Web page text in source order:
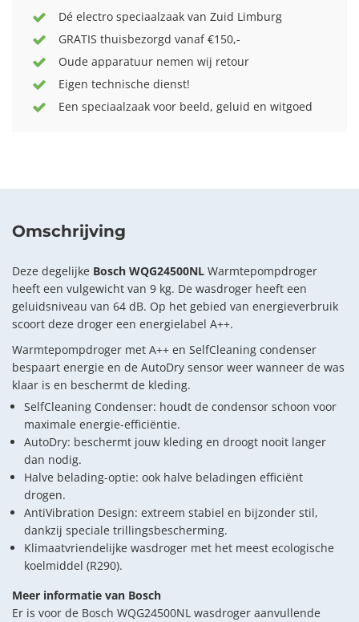
Dé electro speciaalzaak van Zuid Limburg
GRATIS thuisbezorgd vanaf €150,-
Oude apparatuur nemen wij retour
Eigen technische dienst!
Een speciaalzaak voor beeld, geluid en witgoed
Omschrijving
Deze degelijke Bosch WQG24500NL Warmtepompdroger
heeft een vulgewicht van 9 kg. De wasdroger heeft een
geluidsniveau van 64 dB. Op het gebied van energieverbruik
scoort deze droger een energielabel A++.
Warmtepompdroger met A++ en SelfCleaning condenser
bespaart energie en de AutoDry sensor weer wanneer de was
klaar is en beschermt de kleding.
SelfCleaning Condenser: houdt de condensor schoon voor
maximale energie-efficiëntie.
AutoDry: beschermt jouw kleding en droogt nooit langer
dan nodig.
Halve belading-optie: ook halve beladingen efficiënt
drogen.
AntiVibration Design: extreem stabiel en bijzonder stil,
dankzij speciale trillingsbescherming.
Klimaatvriendelijke wasdroger met het meest ecologische
koelmiddel (R290).
Meer informatie van Bosch
Er is voor de Bosch WQG24500NL wasdroger aanvullende